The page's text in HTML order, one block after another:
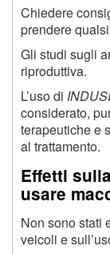
Chiedere
prendere
Gli studi sugli
riproduttiva.
L’uso di
considerato,
terapeutiche e
al trattamento.
Effetti
usare
Non sono stati
veicoli e